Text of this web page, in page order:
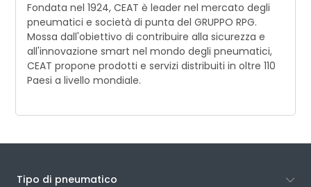
Fondata nel 1924, CEAT è leader nel mercato degli
pneumatici e società di punta del GRUPPO RPG.
Mossa dall'obiettivo di contribuire alla sicurezza e
all'innovazione smart nel mondo degli pneumatici,
CEAT propone prodotti e servizi distribuiti in oltre 110
Paesi a livello mondiale.
Tipo di pneumatico